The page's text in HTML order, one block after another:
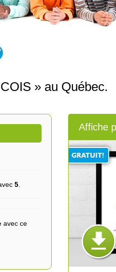
» au Québec.
5
avec ce
Affiche